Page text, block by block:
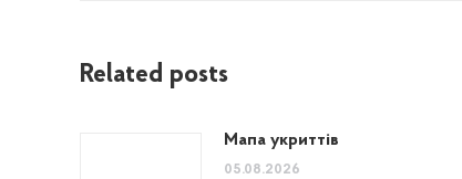
Related posts
Мапа укриттів
05.08.2026